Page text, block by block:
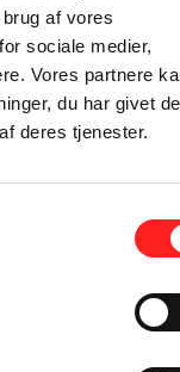
af vores
sociale medier,
Vores partnere
du har givet
deres tjenester.
befolkning af et
Fenix i det østlige
og en
der påvirkes
udgivet af hhv.
opstået på
som blev